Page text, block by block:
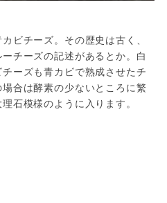
ビチーズ。その歴史は古く、
チーズの記述があるとか。白
ーズも青カビで熟成させたチ
合は酵素の少ないところに繁
石模様のように入ります。